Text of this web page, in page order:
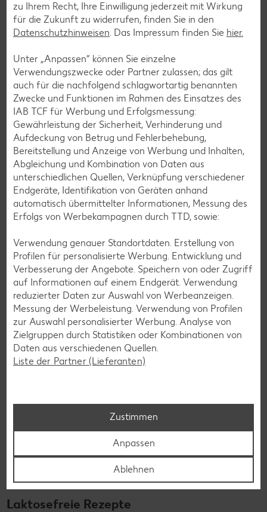
Glutenfreie Rezepte
Vielfalt und Geschmack verzichten. Ob süß oder herzhaft –
mit unseren glutenfreien Rezepten zauberst du dir Gerichte,
die nicht nur verträglich, sondern auch richtig lecker sind.
Rezepte entdecken
Laktosefreie Rezepte
zu Ihrem Recht, Ihre Einwilligung jederzeit mit Wirkung
für die Zukunft zu widerrufen, finden Sie in den
Datenschutzhinweisen. Das Impressum finden Sie hier.
Unter „Anpassen“ können Sie einzelne
Verwendungszwecke oder Partner zulassen; das gilt
auch für die nachfolgend schlagwortartig benannten
Zwecke und Funktionen im Rahmen des Einsatzes des
IAB TCF für Werbung und Erfolgsmessung:
Gewährleistung der Sicherheit, Verhinderung und
Aufdeckung von Betrug und Fehlerbehebung,
Bereitstellung und Anzeige von Werbung und Inhalten,
Abgleichung und Kombination von Daten aus
unterschiedlichen Quellen, Verknüpfung verschiedener
Endgeräte, Identifikation von Geräten anhand
automatisch übermittelter Informationen, Messung des
Erfolgs von Werbekampagnen durch TTD, sowie:
Verwendung genauer Standortdaten. Erstellung von
Profilen für personalisierte Werbung. Entwicklung und
Verbesserung der Angebote. Speichern von oder Zugriff
auf Informationen auf einem Endgerät. Verwendung
reduzierter Daten zur Auswahl von Werbeanzeigen.
Messung der Werbeleistung. Verwendung von Profilen
zur Auswahl personalisierter Werbung. Analyse von
Zielgruppen durch Statistiken oder Kombinationen von
Daten aus verschiedenen Quellen.
Liste der Partner (Lieferanten)
Zustimmen
Anpassen
Ablehnen